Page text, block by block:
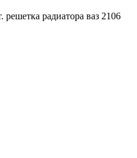
решетка радиатора ваз 2106